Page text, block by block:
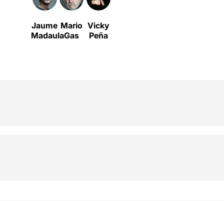
Jaume
Madaula
Mario
Gas
Vicky
Peña